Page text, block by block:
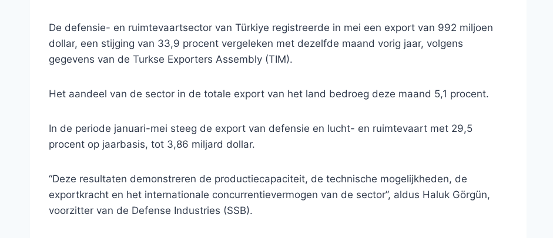
De defensie- en ruimtevaartsector van Türkiye registreerde in mei een export van 992 miljoen
dollar, een stijging van 33,9 procent vergeleken met dezelfde maand vorig jaar, volgens
gegevens van de Turkse Exporters Assembly (TIM).
Het aandeel van de sector in de totale export van het land bedroeg deze maand 5,1 procent.
In de periode januari-mei steeg de export van defensie en lucht- en ruimtevaart met 29,5
procent op jaarbasis, tot 3,86 miljard dollar.
“Deze resultaten demonstreren de productiecapaciteit, de technische mogelijkheden, de
exportkracht en het internationale concurrentievermogen van de sector”, aldus Haluk Görgün,
voorzitter van de Defense Industries (SSB).